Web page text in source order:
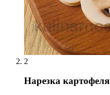
2
Нарезка картофеля